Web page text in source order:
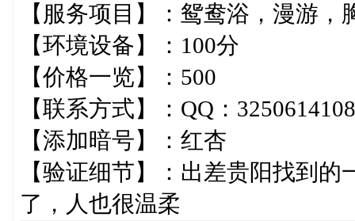
【服务项目】：鸳鸯浴，漫游
【环境设备】：100分
【价格一览】：500
【联系方式】：QQ：3250614108
【添加暗号】：红杏
【验证细节】：出差贵阳找到
了，人也很温柔